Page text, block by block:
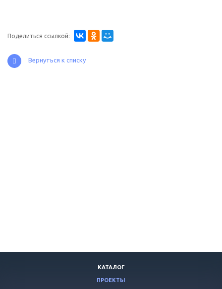
Поделиться ссылкой:
Вернуться к списку
КАТАЛОГ
ПРОЕКТЫ